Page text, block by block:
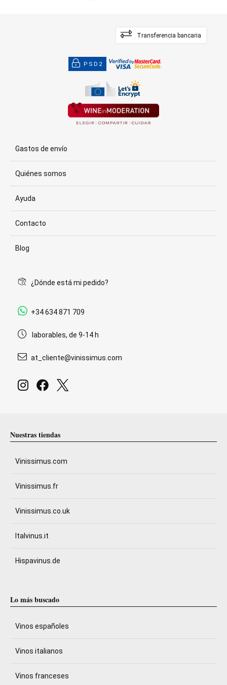
Transferencia bancaria
PSD2
Gastos de envío
Quiénes somos
Ayuda
Contacto
Blog
¿Dónde está mi pedido?
+34 634 871 709
laborables, de 9-14 h
at_cliente@vinissimus.com
Nuestras tiendas
Vinissimus.com
Vinissimus.fr
Vinissimus.co.uk
Italvinus.it
Hispavinus.de
Lo más buscado
Vinos españoles
Vinos italianos
Vinos franceses